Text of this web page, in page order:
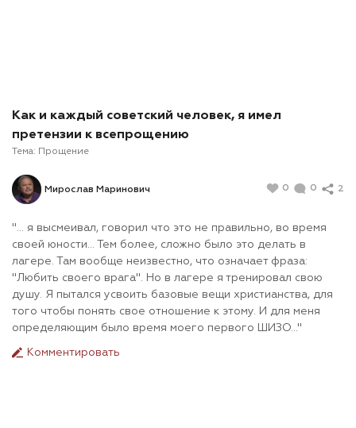
Как и каждый советский человек, я имел
претензии к всепрощению
Тема: Прощение
Мирослав Маринович 0 0 2
"… я высмеивал, говорил что это не правильно, во время
своей юности... Тем более, сложно было это делать в
лагере. Там вообще неизвестно, что означает фраза:
"Любить своего врага". Но в лагере я тренировал свою
душу. Я пытался усвоить базовые вещи христианства, для
того чтобы понять свое отношение к этому. И для меня
определяющим было время моего первого ШИЗО..."
Комментировать